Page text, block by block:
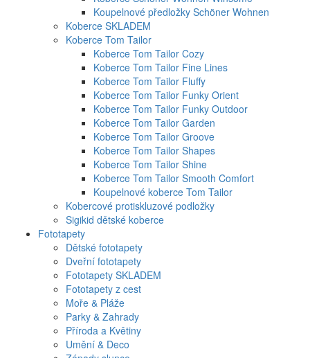
Koupelnové předložky Schöner Wohnen
Koberce SKLADEM
Koberce Tom Tailor
Koberce Tom Tailor Cozy
Koberce Tom Tailor Fine Lines
Koberce Tom Tailor Fluffy
Koberce Tom Tailor Funky Orient
Koberce Tom Tailor Funky Outdoor
Koberce Tom Tailor Garden
Koberce Tom Tailor Groove
Koberce Tom Tailor Shapes
Koberce Tom Tailor Shine
Koberce Tom Tailor Smooth Comfort
Koupelnové koberce Tom Tailor
Kobercové protiskluzové podložky
Sigikid dětské koberce
Fototapety
Dětské fototapety
Dveřní fototapety
Fototapety SKLADEM
Fototapety z cest
Moře & Pláže
Parky & Zahrady
Příroda a Květiny
Umění & Deco